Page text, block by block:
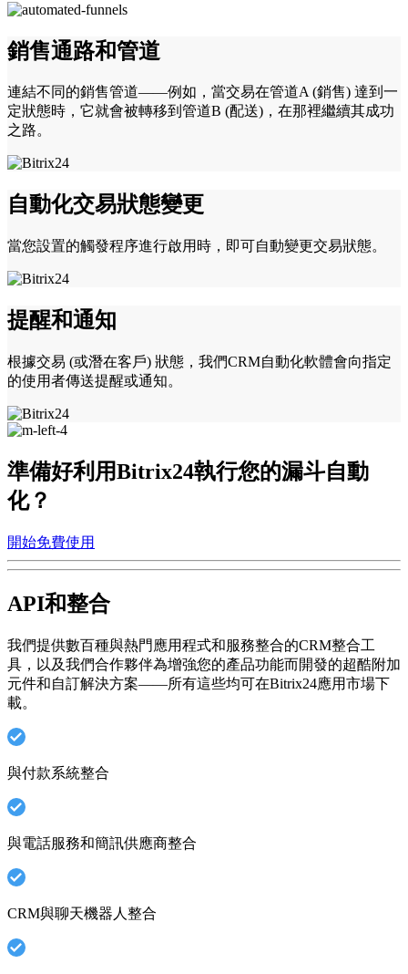
銷售通路和管道
連結不同的銷售管道——例如，當交易在管道A (銷售) 達到一
定狀態時，它就會被轉移到管道B (配送)，在那裡繼續其成功
之路。
自動化交易狀態變更
當您設置的觸發程序進行啟用時，即可自動變更交易狀態。
提醒和通知
根據交易 (或潛在客戶) 狀態，我們CRM自動化軟體會向指定
的使用者傳送提醒或通知。
準備好利用Bitrix24執行您的漏斗自動
化？
開始免費使用
API和整合
我們提供數百種與熱門應用程式和服務整合的CRM整合工
具，以及我們合作夥伴為增強您的產品功能而開發的超酷附加
元件和自訂解決方案——所有這些均可在Bitrix24應用市場下
載。
與付款系統整合
與電話服務和簡訊供應商整合
CRM與聊天機器人整合